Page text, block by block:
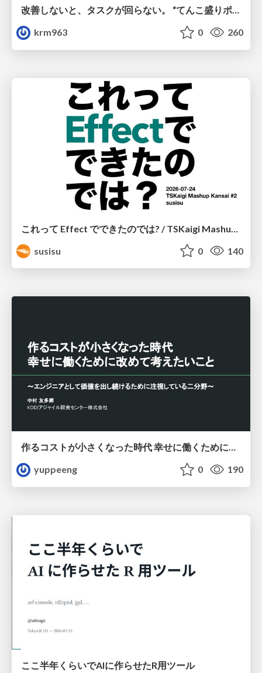
改善しないと、タスクが回らない。 “てんこ盛りポジション” を引き継いだ情シスの、入社3ヶ月の業務改善録
krm963
0 260
susisu
0 140
作るコストが小さくなった時代 幸せに働くために改めて考えたいこと 〜エンジニアとして価値を出し続けるために注視している二分野〜
yuppeeng
0 190
ここ半年くらいでAIに作らせたR用ツール